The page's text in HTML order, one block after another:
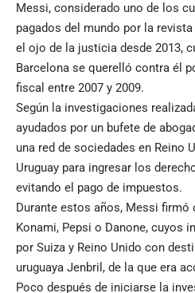
Messi, considerado uno de los
pagados del mundo por la
el ojo de la justicia desde 2013,
Barcelona se querelló contra él
fiscal entre 2007 y 2009.
Según la investigaciones
ayudados por un bufete de
una red de sociedades en Reino
Uruguay para ingresar los
evitando el pago de impuestos.
Durante estos años, Messi
Konami, Pepsi o Danone, cuyos
por Suiza y Reino Unido con
uruguaya Jenbril, de la que era
Poco después de iniciarse la